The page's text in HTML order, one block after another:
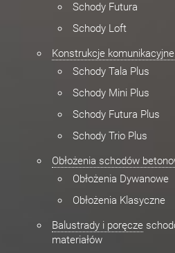
Schody Futura
Schody Loft
Konstrukcje
Schody Tala Plus
Schody Mini Plus
Schody Futura Plus
Schody Trio Plus
Obłożenia schodów
Obłożenia Dywanowe
Obłożenia Klasyczne
Balustrady i poręcze
materiałów